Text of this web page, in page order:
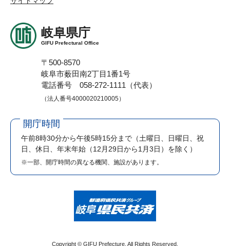
岐阜県庁
GIFU Prefectural Office
〒500-8570
岐阜市薮田南2丁目1番1号
電話番号 058-272-1111（代表）
（法人番号4000020210005）
開庁時間
午前8時30分から午後5時15分まで （土曜日、日曜日、祝
日、休日、年末年始（12月29日から1月3日）を除く）
※一部、開庁時間の異なる機関、施設があります。
Copyright © GIFU Prefecture. All Rights Reserved.